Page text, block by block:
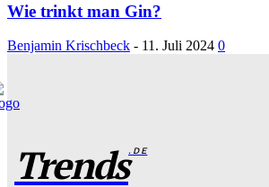
Wie trinkt man Gin?
Benjamin Krischbeck - 11. Juli 2024 0
Trends.DE